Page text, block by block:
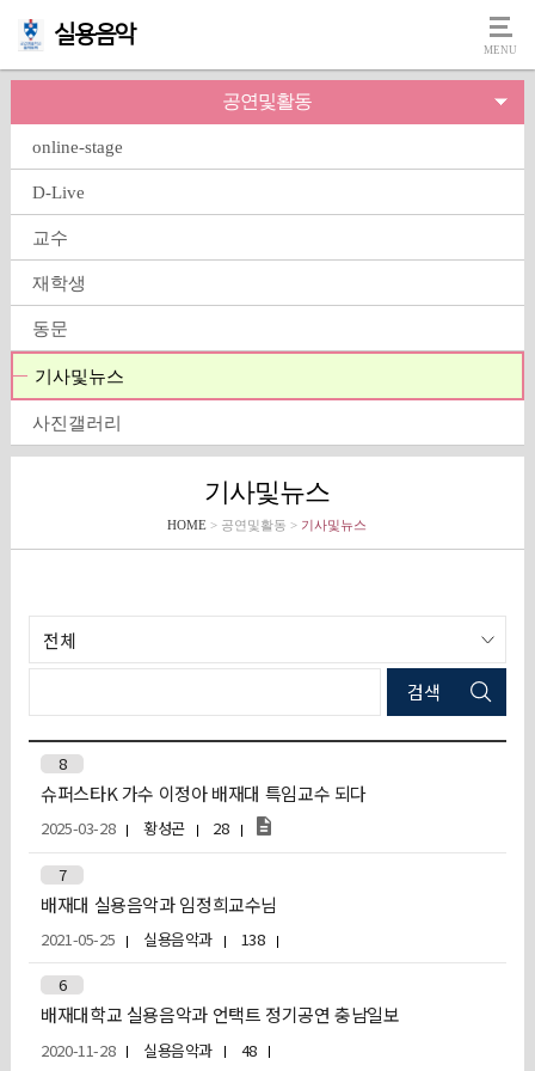
실용음악
공연및활동
online-stage
D-Live
교수
재학생
동문
기사및뉴스
사진갤러리
기사및뉴스
HOME > 공연및활동 > 기사및뉴스